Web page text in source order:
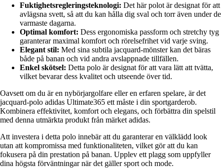
Fuktighetsregleringsteknologi: Det här polot är designat för att
avlägsna svett, så att du kan hålla dig sval och torr även under de
varmaste dagarna.
Optimal komfort: Dess ergonomiska passform och stretchy tyg
garanterar maximal komfort och rörelsefrihet vid varje sving.
Elegant stil: Med sina subtila jacquard-mönster kan det bäras
både på banan och vid andra avslappnade tillfällen.
Enkel skötsel: Detta polo är designat för att vara lätt att tvätta,
vilket bevarar dess kvalitet och utseende över tid.
Oavsett om du är en nybörjargolfare eller en erfaren spelare, är det
jacquard-polo adidas Ultimate365 ett måste i din sportgarderob.
Kombinera effektivitet, komfort och elegans, och förbättra din spelstil
med denna utmärkta produkt från märket adidas.
Att investera i detta polo innebär att du garanterar en välklädd look
utan att kompromissa med funktionaliteten, vilket gör att du kan
fokusera på din prestation på banan. Upplev ett plagg som uppfyller
dina högsta förväntningar när det gäller sport och mode.